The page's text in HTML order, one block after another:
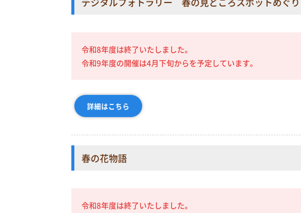
令和8年度は終了いたしました。
令和9年度の開催は4月下旬からを予定しています。
詳細はこちら
春の花物語
令和8年度は終了いたしました。